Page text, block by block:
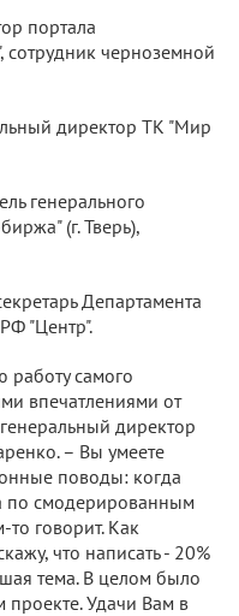
портала
черноземной
директор ТК "Мир
генерального
(г. Тверь),
Департамента
"Центр".
работу самого
впечатлениями от
директор
– Вы умеете
поводы: когда
по смодерированным
говорит. Как
что написать - 20%
тема. В целом было
проекте. Удачи Вам в